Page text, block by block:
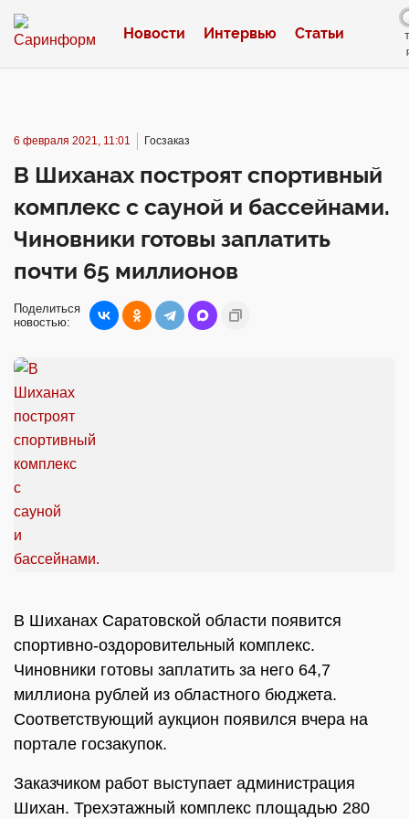
Новости Интервью Статьи
6 февраля 2021, 11:01 Госзаказ
В Шиханах построят спортивный
комплекс с сауной и бассейнами.
Чиновники готовы заплатить
почти 65 миллионов
Поделиться
новостью:
В Шиханах Саратовской области появится
спортивно-оздоровительный комплекс.
Чиновники готовы заплатить за него 64,7
миллиона рублей из областного бюджета.
Соответствующий аукцион появился вчера на
портале госзакупок.
Заказчиком работ выступает администрация
Шихан. Трехэтажный комплекс площадью 280